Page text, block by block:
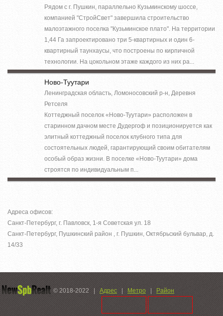
Рядом с г. Пушкин, параллельно Кузьминскому шоссе,
компанией "СтройСвет" завершила строительство
малоэтажного поселка "Кузьминское плато". На территории
1,44 Га запроектировано три 5-квартирных и один 6-
квартирный таунхаусы, что построены по кирпичной
технологии. На цокольном этаже каждого из них ра...
Ново-Туутари
Ленинградская область, Ломоносовский р-н, Деревня
Ретселя
Коттеджный поселок «Ново-Туутари» расположен в
старинном дачном месте Дудергоф и позиционируется как
элитный коттеджный поселок клубного типа для
состоятельных людей, гарантирующий своим обитателям
особый образ жизни. В поселке «Ново-Туутари» дома
строятся по индивидуальным п...
Адреса офисов:
Санкт-Петербург, г. Павловск, 1-я Советская ул. 18
Санкт-Петербург, Пушкинский район , г. Пушкин, Октябрьский бульвар, д.
14/33
© 2018-2022 | Адрес | Метро | Район